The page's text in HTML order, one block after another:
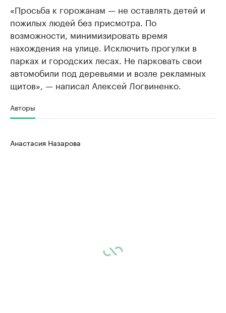
«Просьба к горожанам — не оставлять детей и
пожилых людей без присмотра. По
возможности, минимизировать время
нахождения на улице. Исключить прогулки в
парках и городских лесах. Не парковать свои
автомобили под деревьями и возле рекламных
щитов», — написал Алексей Логвиненко.
Авторы
Анастасия Назарова